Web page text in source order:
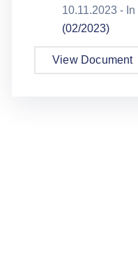
10.11.2023 - In
(02/2023)
View Document